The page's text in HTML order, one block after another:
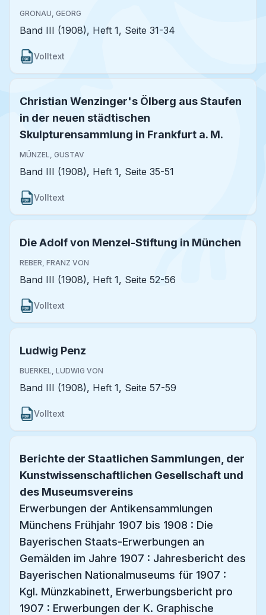
GRONAU, GEORG
Band III (1908), Heft 1, Seite 31-34
Volltext
Christian Wenzinger's Ölberg aus Staufen
in der neuen städtischen
Skulpturensammlung in Frankfurt a. M.
MÜNZEL, GUSTAV
Band III (1908), Heft 1, Seite 35-51
Volltext
Die Adolf von Menzel-Stiftung in München
REBER, FRANZ VON
Band III (1908), Heft 1, Seite 52-56
Volltext
Ludwig Penz
BUERKEL, LUDWIG VON
Band III (1908), Heft 1, Seite 57-59
Volltext
Berichte der Staatlichen Sammlungen, der
Kunstwissenschaftlichen Gesellschaft und
des Museumsvereins
Erwerbungen der Antikensammlungen
Münchens Frühjahr 1907 bis 1908 : Die
Bayerischen Staats-Erwerbungen an
Gemälden im Jahre 1907 : Jahresbericht des
Bayerischen Nationalmuseums für 1907 :
Kgl. Münzkabinett, Erwerbungsbericht pro
1907 : Erwerbungen der K. Graphische